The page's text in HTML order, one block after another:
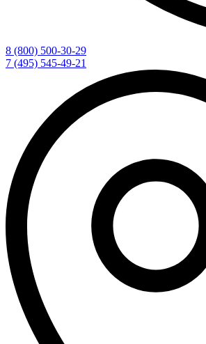
8 (800) 500-30-29
7 (495) 545-49-21